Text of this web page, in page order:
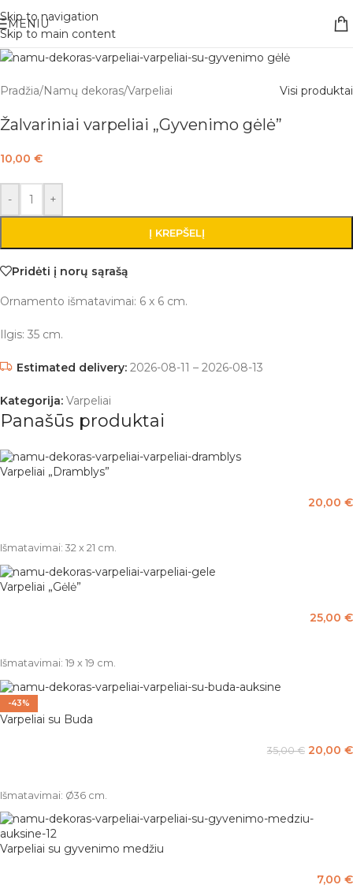
Skip to navigation
Skip to main content
MENIU
Pradžia/Namų dekoras/Varpeliai Visi produktai
Žalvariniai varpeliai „Gyvenimo gėlė”
10,00 €
- +
Į KREPŠELĮ
Pridėti į norų sąrašą
Ornamento išmatavimai: 6 x 6 cm.
Ilgis: 35 cm.
Estimated delivery: 2026-08-11 – 2026-08-13
Kategorija: Varpeliai
Panašūs produktai
Varpeliai „Dramblys”
20,00 €
Išmatavimai: 32 x 21 cm.
Varpeliai „Gėlė”
25,00 €
Išmatavimai: 19 x 19 cm.
-43%
Varpeliai su Buda
35,00€ 20,00 €
Išmatavimai: Ø36 cm.
Varpeliai su gyvenimo medžiu
7,00 €